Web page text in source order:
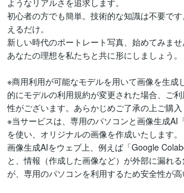
ようなリアルさを追求します。
初心者の方でも簡単。技術的な知識は不要で
えるだけ。
新しい時代のポートレート写真、始めてみませ
あなたの理想を私たちと共に形にしましょう。
※商用利用が可能なモデルを用いて画像を生成
的にモデルの利用規約が変更された場合、ご
性がございます。あらかじめご了承の上ご購入
※当サービスは、専用のパソコンと画像生成AI
を使い、オリジナルの画像を作成いたします。
画像生成AIをウェブ上、例えば「Google
と、情報（作成した画像など）が外部に漏れ
が、専用のパソコンを利用するため安全性が高